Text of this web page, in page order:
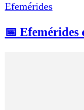
Efemérides
📅 Efemérides